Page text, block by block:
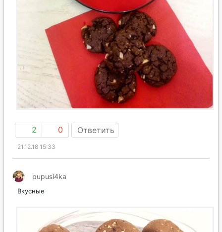
2 0 Ответить
21.12.18 15:33
pupusi4ka
Вкусные